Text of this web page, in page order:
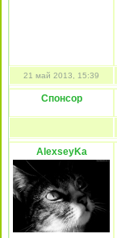
21 май 2013, 15:39
Спонсор
AlexseyKa